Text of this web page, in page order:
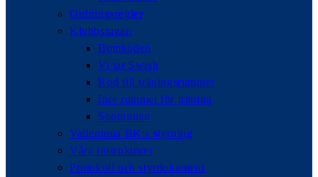
Ordningsregler
Klubbstugan
Bomkoden
Vi tar Swish
Kod till träningsrummet
Inre rummet för träning
Soptunnan
Vallentuna BK:s styrning
Våra instruktörer
Protokoll och styrdokument